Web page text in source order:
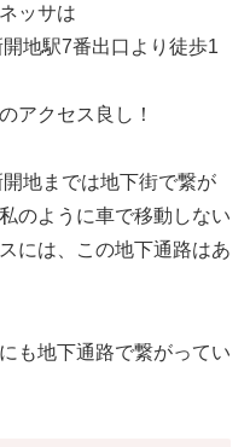
ッサは
地駅7番出口より徒歩1
アクセス良し！
地までは地下街で繋が
のように車で移動しない
には、この地下通路はあ
も地下通路で繋がってい